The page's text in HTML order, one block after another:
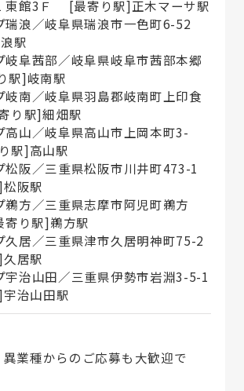
東館3Ｆ [最寄り駅]正木マーサ駅
瑞浪／岐阜県瑞浪市一色町6-52
駅
岐阜茜部／岐阜県岐阜市茜部本郷
]岐南駅
岐南／岐阜県羽島郡岐南町上印食
駅]細畑駅
高山／岐阜県高山市上岡本町3-
]高山駅
松阪／三重県松阪市川井町473-1
阪駅
鵜方／三重県志摩市阿児町鵜方
り駅]鵜方駅
久居／三重県津市久居明神町75-2
居駅
宇治山田／三重県伊勢市岩淵3-5-1
治山田駅
業種からのご応募も大歓迎で